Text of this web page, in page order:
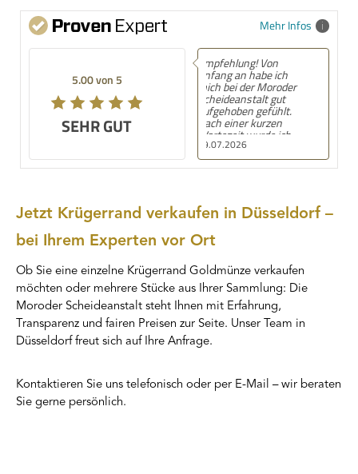
Mehr Infos
5.00 von 5
SEHR GUT
03.07.2026
Empfehlung! Die
Moroder Scheideanstalt
bietet von Beginn an
mit dem
videoüberwachten
Parkplatz unmittelbar
vor dem Eingang eine
sicheres Gefühl. Die
Mitarbeiterin in meinem
Fall war besonders
Sichtweite und war
jederzeit
Erlös meines in Zahlung
Goldschmucks, des
Silberbestecks und des
Zinns war
überraschend hoch und
entsprach ganz sicher
den jeweils aktuellen
Tagespreisen. FAZIT:
Jetzt Krügerrand verkaufen in Düsseldorf –
bei Ihrem Experten vor Ort
Ob Sie eine einzelne Krügerrand Goldmünze verkaufen
möchten oder mehrere Stücke aus Ihrer Sammlung: Die
Moroder Scheideanstalt steht Ihnen mit Erfahrung,
Transparenz und fairen Preisen zur Seite. Unser Team in
Düsseldorf freut sich auf Ihre Anfrage.
Kontaktieren Sie uns telefonisch oder per E-Mail – wir beraten
Sie gerne persönlich.